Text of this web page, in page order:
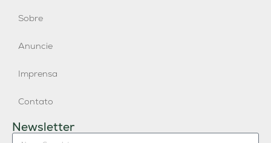
Sobre
Anuncie
Imprensa
Contato
Newsletter